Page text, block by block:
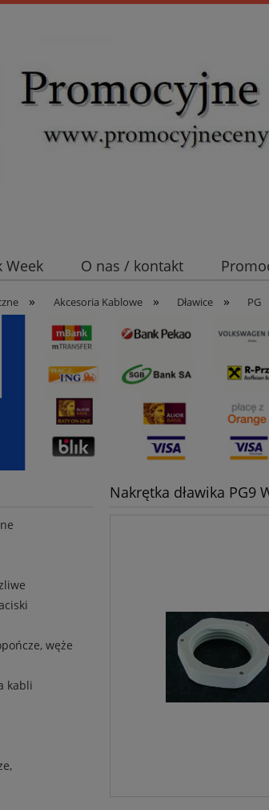
Week O nas / kontakt
Mufy i głowice SN Euromold Nexans
» Akcesoria Kablowe » Dławice » PG
węże
kabli
Nakrętka dławika PG9
płatności